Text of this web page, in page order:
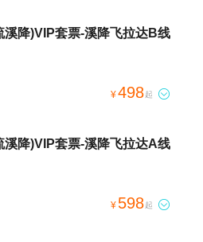
溪降)VIP套票-溪降飞拉达B线
¥498起 
溪降)VIP套票-溪降飞拉达A线
¥ 598起 